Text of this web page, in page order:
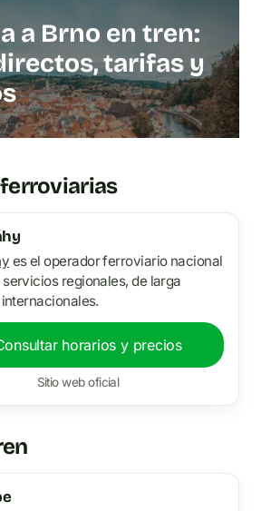
a Brno en tren:
tarifas y
es el operador ferroviario nacional
regionales, de larga
horarios y precios
Sitio web oficial